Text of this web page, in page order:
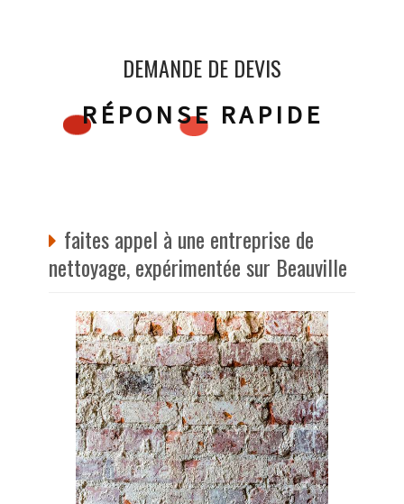
DEMANDE DE DEVIS
RÉPONSE RAPIDE
faites appel à une entreprise de
nettoyage, expérimentée sur Beauville